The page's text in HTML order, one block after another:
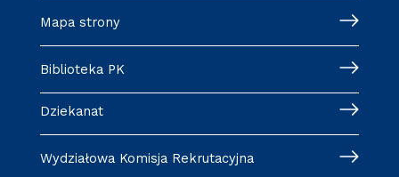
Mapa strony
Biblioteka PK
Dziekanat
Wydziałowa Komisja Rekrutacyjna